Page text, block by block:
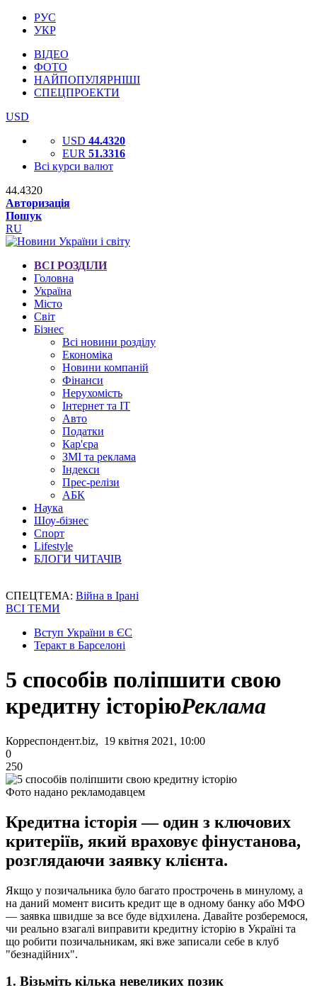
РУС
УКР
ВІДЕО
ФОТО
НАЙПОПУЛЯРНІШІ
СПЕЦПРОЕКТИ
USD
USD 44.4320
EUR 51.3316
Всі курси валют
44.4320
Авторизація
Пошук
RU
ВСІ РОЗДІЛИ
Головна
Україна
Місто
Світ
Бізнес
Всі новини розділу
Економіка
Новини компаній
Фінанси
Нерухомість
Інтернет та IT
Авто
Податки
Кар'єра
ЗМІ та реклама
Індекси
Прес-релізи
АБК
Наука
Шоу-бізнес
Спорт
Lifestyle
БЛОГИ ЧИТАЧІВ
СПЕЦТЕМА: Війна в Ірані
ВСІ ТЕМИ
Вступ України в ЄС
Теракт в Барселоні
5 способів поліпшити свою
кредитну історіюРеклама
Корреспондент.biz, 19 квітня 2021, 10:00
0
250
Фото надано рекламодавцем
Кредитна історія — один з ключових
критеріїв, який враховує фінустанова,
розглядаючи заявку клієнта.
Якщо у позичальника було багато прострочень в минулому, а
на даний момент висить кредит ще в одному банку або МФО
— заявка швидше за все буде відхилена. Давайте розберемося,
чи реально взагалі виправити кредитну історію в Україні та
що робити позичальникам, які вже записали себе в клуб
"безнадійних".
1. Візьміть кілька невеликих позик